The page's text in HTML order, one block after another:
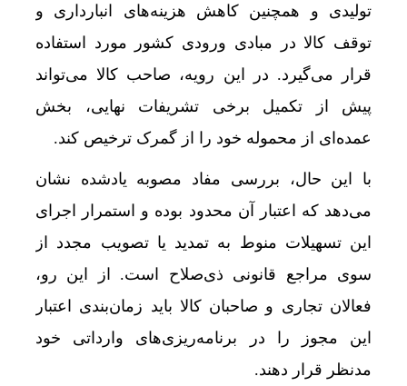
تولیدی و همچنین کاهش هزینه‌های انبارداری و
توقف کالا در مبادی ورودی کشور مورد استفاده
قرار می‌گیرد. در این رویه، صاحب کالا می‌تواند
پیش از تکمیل برخی تشریفات نهایی، بخش
عمده‌ای از محموله خود را از گمرک ترخیص کند.
با این حال، بررسی مفاد مصوبه یادشده نشان
می‌دهد که اعتبار آن محدود بوده و استمرار اجرای
این تسهیلات منوط به تمدید یا تصویب مجدد از
سوی مراجع قانونی ذی‌صلاح است. از این رو،
فعالان تجاری و صاحبان کالا باید زمان‌بندی اعتبار
این مجوز را در برنامه‌ریزی‌های وارداتی خود
مدنظر قرار دهند.